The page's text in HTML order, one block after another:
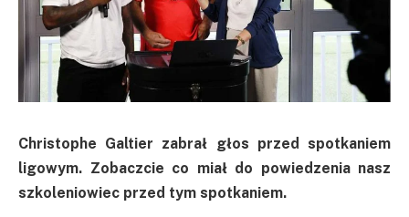
Christophe Galtier zabrał głos przed spotkaniem
ligowym. Zobaczcie co miał do powiedzenia nasz
szkoleniowiec przed tym spotkaniem.